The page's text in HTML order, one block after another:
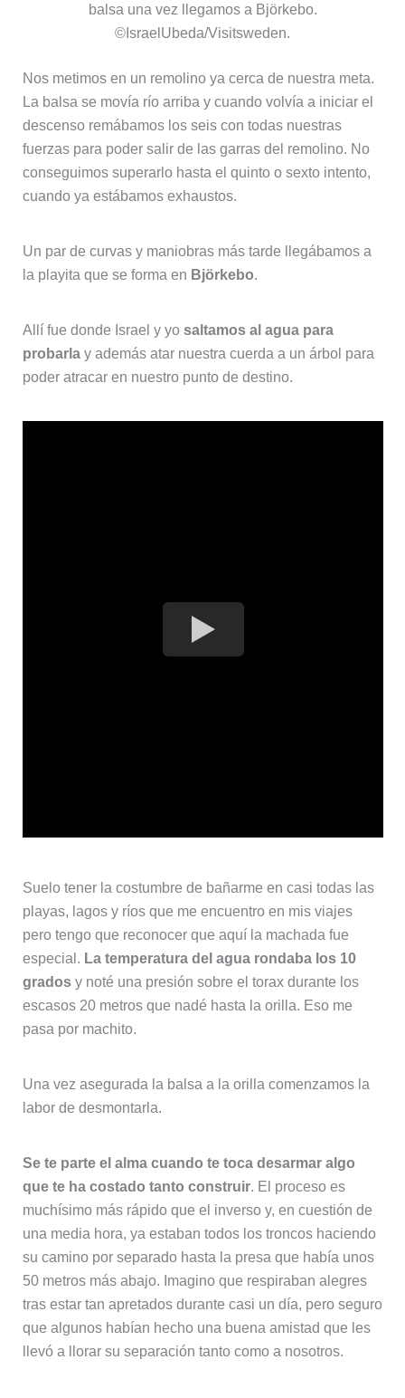
balsa una vez llegamos a Björkebo.
©IsraelUbeda/Visitsweden.
Nos metimos en un remolino ya cerca de nuestra meta.
La balsa se movía río arriba y cuando volvía a iniciar el
descenso remábamos los seis con todas nuestras
fuerzas para poder salir de las garras del remolino. No
conseguimos superarlo hasta el quinto o sexto intento,
cuando ya estábamos exhaustos.
Un par de curvas y maniobras más tarde llegábamos a
la playita que se forma en Björkebo.
Allí fue donde Israel y yo saltamos al agua para
probarlay además atar nuestra cuerda a un árbol para
poder atracar en nuestro punto de destino.
Suelo tener la costumbre de bañarme en casi todas las
playas, lagos y ríos que me encuentro en mis viajes
pero tengo que reconocer que aquí la machada fue
especial. La temperatura del agua rondaba los 10
gradosy noté una presión sobre el torax durante los
escasos 20 metros que nadé hasta la orilla. Eso me
pasa por machito.
Una vez asegurada la balsa a la orilla comenzamos la
labor de desmontarla.
Se te parte el alma cuando te toca desarmar algo
que te ha costado tanto construir. El proceso es
muchísimo más rápido que el inverso y, en cuestión de
una media hora, ya estaban todos los troncos haciendo
su camino por separado hasta la presa que había unos
50 metros más abajo. Imagino que respiraban alegres
tras estar tan apretados durante casi un día, pero seguro
que algunos habían hecho una buena amistad que les
llevó a llorar su separación tanto como a nosotros.